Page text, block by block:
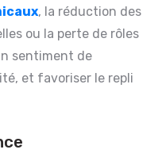
, la réduction des
ou la perte de rôles
sentiment de
et favoriser le repli